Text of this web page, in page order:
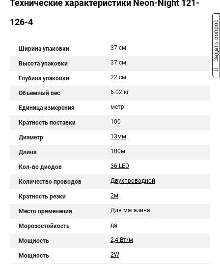
Технические характеристики Neon-Night 121-
126-4
Ширина упаковки 37 см
Высота упаковки 37 см
Глубина упаковки 22 см
Объемный вес 6.02 кг
Единица измерения метр
Кратность поставки 100
Диаметр 13мм
Длина 100м
Кол-во диодов 36 LED
Количество проводов Двухпроводной
Кратность резки 2м
Место применения Для магазина
Морозостойкость да
Мощность 2,4 Вт/м
Мощность 2W
Задать вопрос